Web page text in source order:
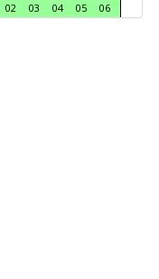
02 03 04 05 06